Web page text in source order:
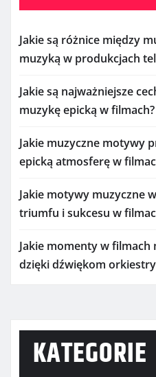
Jakie są różnice między
muzyką w produkcjach
Jakie są najważniejsze
muzykę epicką w filmach?
Jakie muzyczne motywy
epicką atmosferę w
Jakie motywy muzyczne
triumfu i sukcesu w
Jakie momenty w
dzięki dźwiękom
KATEGORIE